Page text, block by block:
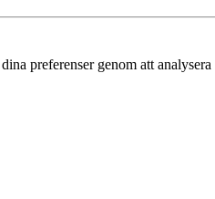
preferenser genom att